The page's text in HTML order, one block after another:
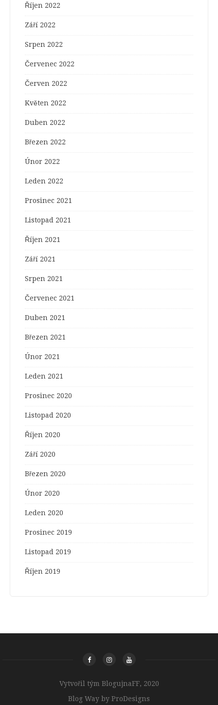
Říjen 2022
Září 2022
Srpen 2022
Červenec 2022
Červen 2022
Květen 2022
Duben 2022
Březen 2022
Únor 2022
Leden 2022
Prosinec 2021
Listopad 2021
Říjen 2021
Září 2021
Srpen 2021
Červenec 2021
Duben 2021
Březen 2021
Únor 2021
Leden 2021
Prosinec 2020
Listopad 2020
Říjen 2020
Září 2020
Březen 2020
Únor 2020
Leden 2020
Prosinec 2019
Listopad 2019
Říjen 2019
Vytvořil tým BlogujnaFF, 2020
Blog Way by ProDesigns